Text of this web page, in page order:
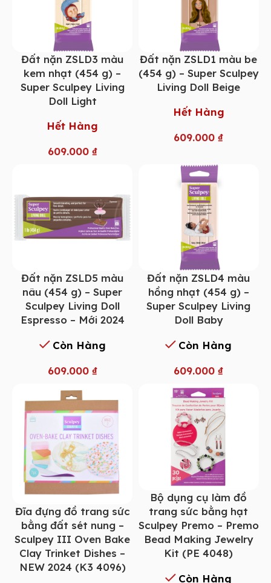
Đất nặn ZSLD3 màu
kem nhạt (454 g) –
Super Sculpey Living
Doll Light
Hết Hàng
609.000 ₫
Đất nặn ZSLD1 màu be
(454 g) – Super Sculpey
Living Doll Beige
Hết Hàng
609.000₫
Đất nặn ZSLD5 màu
nâu (454 g) – Super
Sculpey Living Doll
Espresso – Mới 2024
Còn Hàng
609.000 ₫
Đất nặn ZSLD4 màu
hồng nhạt (454 g) –
Super Sculpey Living
Doll Baby
Còn Hàng
609.000₫
Đĩa đựng đồ trang sức
bằng đất sét nung –
Sculpey III Oven Bake
Clay Trinket Dishes –
NEW 2024 (K3 4096)
Bộ dụng cụ làm đồ
trang sức bằng hạt
Sculpey Premo – Premo
Bead Making Jewelry
Kit (PE 4048)
Còn Hàng